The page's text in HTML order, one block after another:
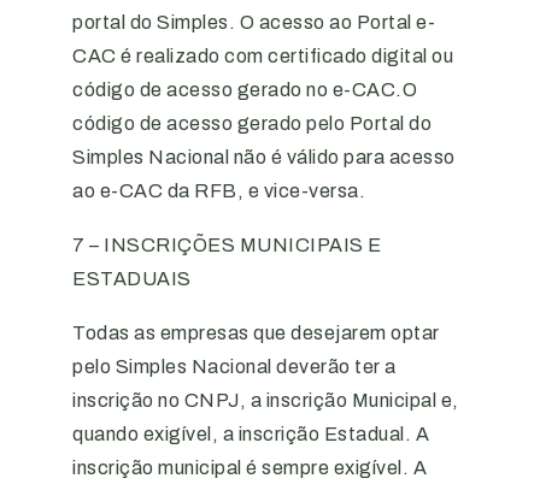
portal do Simples. O acesso ao Portal e-
CAC é realizado com certificado digital ou
código de acesso gerado no e-CAC.O
código de acesso gerado pelo Portal do
Simples Nacional não é válido para acesso
ao e-CAC da RFB, e vice-versa.
7 – INSCRIÇÕES MUNICIPAIS E
ESTADUAIS
Todas as empresas que desejarem optar
pelo Simples Nacional deverão ter a
inscrição no CNPJ, a inscrição Municipal e,
quando exigível, a inscrição Estadual. A
inscrição municipal é sempre exigível. A